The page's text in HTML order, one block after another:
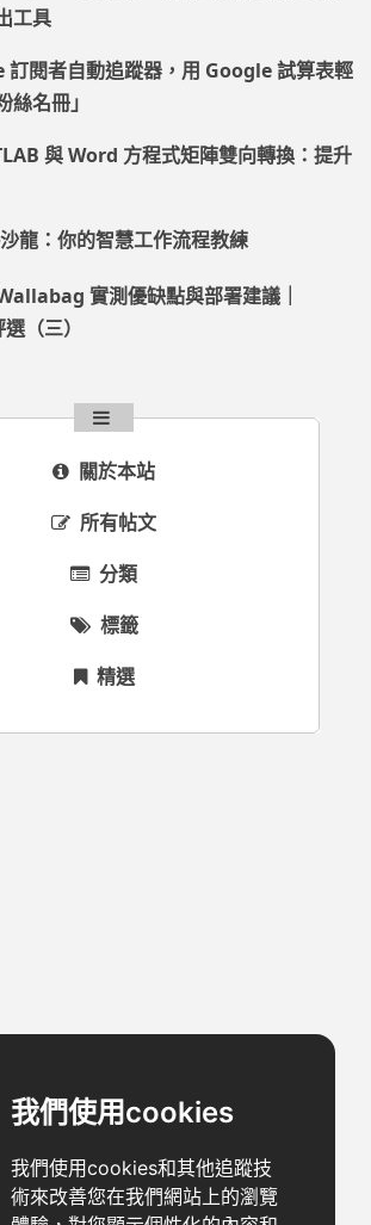
我們使用cookies
我們使用cookies和其他追蹤技
術來改善您在我們網站上的瀏覽
工具
訂閱者自動追蹤器，用 Google 試算表輕
絲名冊」
與 Word 方程式矩陣雙向轉換：提升
龍：你的智慧工作流程教練
實測優缺點與部署建議｜
（三）
關於本站
所有帖文
分類
標籤
精選